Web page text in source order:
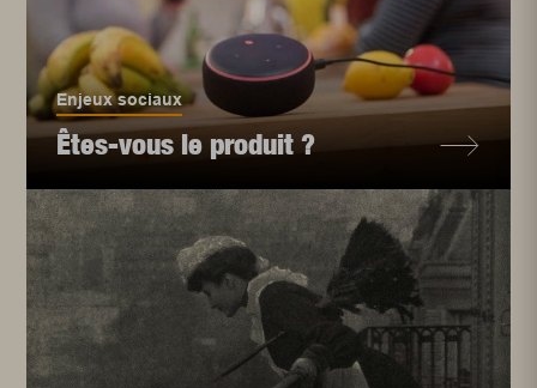
Enjeux sociaux
Êtes-vous le produit ?